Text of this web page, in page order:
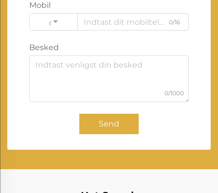
Mobil
Code
0/16
Besked
0/1000
Send